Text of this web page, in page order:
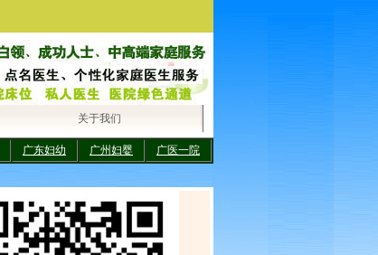
关于我们
广东妇幼 广州妇婴
广医一院